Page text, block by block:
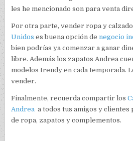
les he mencionado son para venta
Por otra parte, vender ropa y
Unidos es buena opción denegocio
bien podrías ya comenzar a ganar
libre. Además los zapatos Andrea
modelos trendy en cada temporada.
vender.
Finalmente, recuerda compartir los
Andrea a todos tus amigos y clientes
de ropa, zapatos y complementos.